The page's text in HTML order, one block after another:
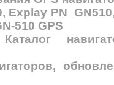
Explay
510 GPS